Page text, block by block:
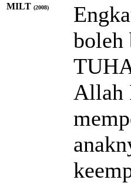
MILT (2008)
boleh
Allah